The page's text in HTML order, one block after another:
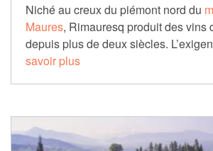
Niché au creux du piémont nord du
Maures, Rimauresq produit des vins
depuis plus de deux siècles.
savoir plus